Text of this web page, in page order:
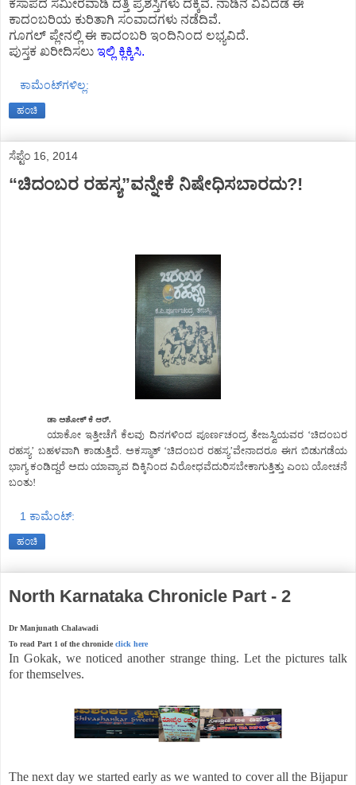
ಕಸಾಪದ ಸಮೀರವಾಡಿ ದತ್ತಿ ಪ್ರಶಸ್ತಿಗಳು ದಕ್ಕಿವೆ. ನಾಡಿನ ವಿವಿದೆಡೆ ಈ
ಕಾದಂಬರಿಯ ಕುರಿತಾಗಿ ಸಂವಾದಗಳು ನಡೆದಿವೆ.
ಗೂಗಲ್ ಪ್ಲೇನಲ್ಲಿ ಈ ಕಾದಂಬರಿ ಇಂದಿನಿಂದ ಲಭ್ಯವಿದೆ.
ಪುಸ್ತಕ ಖರೀದಿಸಲು ಇಲ್ಲಿ ಕ್ಲಿಕ್ಕಿಸಿ.
ಕಾಮೆಂಟ್‌ಗಳಿಲ್ಲ:
ಹಂಚಿ
ಸೆಪ್ಟೆಂ 16, 2014
“ಚಿದಂಬರ ರಹಸ್ಯ”ವನ್ನೇಕೆ ನಿಷೇಧಿಸಬಾರದು?!
ಡಾ ಅಶೋಕ್ ಕೆ ಆರ್.
ಯಾಕೋ ಇತ್ತೀಚೆಗೆ ಕೆಲವು ದಿನಗಳಿಂದ ಪೂರ್ಣಚಂದ್ರ ತೇಜಸ್ವಿಯವರ ‘ಚಿದಂಬರ
ರಹಸ್ಯ’ ಬಹಳವಾಗಿ ಕಾಡುತ್ತಿದೆ. ಅಕಸ್ಮಾತ್ ‘ಚಿದಂಬರ ರಹಸ್ಯ’ವೇನಾದರೂ ಈಗ ಬಿಡುಗಡೆಯ
ಭಾಗ್ಯ ಕಂಡಿದ್ದರೆ ಅದು ಯಾವ್ಯಾವ ದಿಕ್ಕಿನಿಂದ ವಿರೋಧವೆದುರಿಸಬೇಕಾಗುತ್ತಿತ್ತು ಎಂಬ ಯೋಚನೆ
ಬಂತು!
1 ಕಾಮೆಂಟ್‌:
ಹಂಚಿ
North Karnataka Chronicle Part - 2
Dr Manjunath Chalawadi
To read Part 1 of the chronicle click here
In Gokak, we noticed another strange thing. Let the pictures talk
for themselves.
The next day we started early as we wanted to cover all the Bijapur